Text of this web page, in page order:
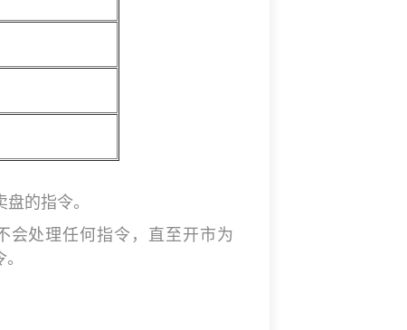
的指令。
会处理任何指令，直至开市为